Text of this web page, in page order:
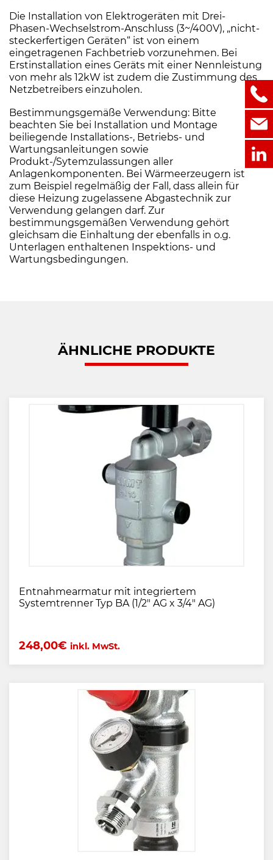
Die Installation von Elektrogeräten mit Drei-
Phasen-Wechselstrom-Anschluss (3~/400V), „nicht-
steckerfertigen Geräten“ ist von einem
eingetragenen Fachbetrieb vorzunehmen. Bei
Erstinstallation eines Geräts mit einer Nennleistung
von mehr als 12kW ist zudem die Zustimmung des
Netzbetreibers einzuholen.
Bestimmungsgemäße Verwendung: Bitte
beachten Sie bei Installation und Montage
beiliegende Installations-, Betriebs- und
Wartungsanleitungen sowie
Produkt-/Sytemzulassungen aller
Anlagenkomponenten. Bei Wärmeerzeugern ist
zum Beispiel regelmäßig der Fall, dass allein für
diese Heizung zugelassene Abgastechnik zur
Verwendung gelangen darf. Zur
bestimmungsgemäßen Verwendung gehört
gleichsam die Einhaltung der ebenfalls in o.g.
Unterlagen enthaltenen Inspektions- und
Wartungsbedingungen.
ÄHNLICHE PRODUKTE
Entnahmearmatur mit integriertem
Systemtrenner Typ BA (1/2" AG x 3/4" AG)
248,00€ inkl. MwSt.